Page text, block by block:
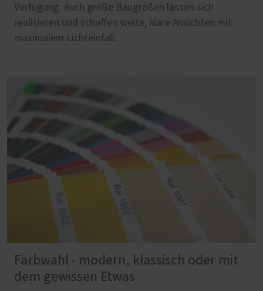
Verfügung. Auch große Baugrößen lassen sich
realisieren und schaffen weite, klare Ansichten mit
maximalem Lichteinfall.
Farbwahl - modern, klassisch oder mit
dem gewissen Etwas